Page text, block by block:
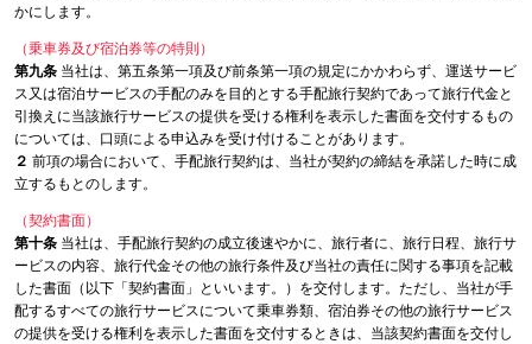
かにします。
（乗車券及び宿泊券等の特則）
第九条 当社は、第五条第一項及び前条第一項の規定にかかわらず、運送サービ
ス又は宿泊サービスの手配のみを目的とする手配旅行契約であって旅行代金と
引換えに当該旅行サービスの提供を受ける権利を表示した書面を交付するもの
については、口頭による申込みを受け付けることがあります。
２ 前項の場合において、手配旅行契約は、当社が契約の締結を承諾した時に成
立するもとのします。
（契約書面）
第十条 当社は、手配旅行契約の成立後速やかに、旅行者に、旅行日程、旅行サ
ービスの内容、旅行代金その他の旅行条件及び当社の責任に関する事項を記載
した書面（以下「契約書面」といいます。）を交付します。ただし、当社が手
配するすべての旅行サービスについて乗車券類、宿泊券その他の旅行サービス
の提供を受ける権利を表示した書面を交付するときは、当該契約書面を交付し